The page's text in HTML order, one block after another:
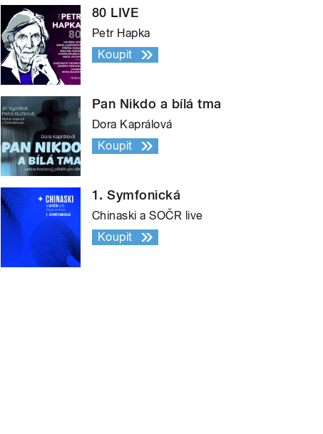
80 LIVE
Petr Hapka
Koupit
Pan Nikdo a bílá tma
Dora Kaprálová
Koupit
1. Symfonická
Chinaski a SOČR live
Koupit